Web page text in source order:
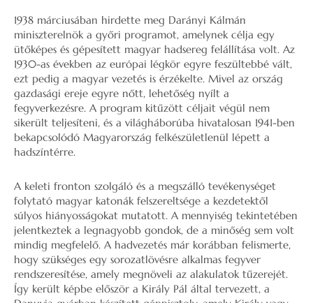
1938 márciusában hirdette meg Darányi Kálmán
miniszterelnök a győri programot, amelynek célja egy
ütőképes és gépesített magyar hadsereg felállítása volt. Az
1930-as években az európai légkör egyre feszültebbé vált,
ezt pedig a magyar vezetés is érzékelte. Mivel az ország
gazdasági ereje egyre nőtt, lehetőség nyílt a
fegyverkezésre. A program kitűzött céljait végül nem
sikerült teljesíteni, és a világháborúba hivatalosan 1941-ben
bekapcsolódó Magyarország felkészületlenül lépett a
hadszíntérre.
A keleti fronton szolgáló és a megszálló tevékenységet
folytató magyar katonák felszereltsége a kezdetektől
súlyos hiányosságokat mutatott. A mennyiség tekintetében
jelentkeztek a legnagyobb gondok, de a minőség sem volt
mindig megfelelő. A hadvezetés már korábban felismerte,
hogy szükséges egy sorozatlövésre alkalmas fegyver
rendszeresítése, amely megnöveli az alakulatok tűzerejét.
Így került képbe először a Király Pál által tervezett, a